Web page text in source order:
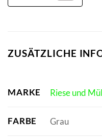
ZUSÄTZLICHE
MARKE Riese und
FARBE Grau